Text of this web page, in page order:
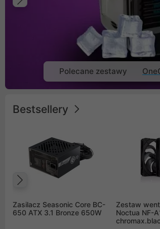
Poprzedni
Polecane zestawy
Bestsellery
Zasilacz Seasonic Core BC-
650 ATX 3.1 Bronze 650W
Zestaw
Noctua NF-